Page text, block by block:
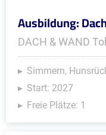
Ausbildung:
DACH & WAND
Simmern,
Start: 2027
Freie Plätze: 1